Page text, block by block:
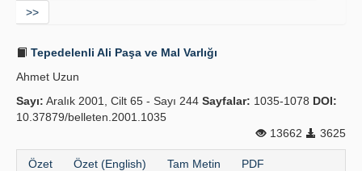
Yazım Kuralları
İlkeler
Yayın Politikaları
Kılavuzlar
İletişim
>>
Tepedelenli Ali Paşa ve Mal Varlığı
Ahmet Uzun
Sayı: Aralık 2001, Cilt 65 - Sayı 244 Sayfalar: 1035-1078 DOI:
10.37879/belleten.2001.1035
13662
3625
Özet Özet (English) Tam Metin PDF